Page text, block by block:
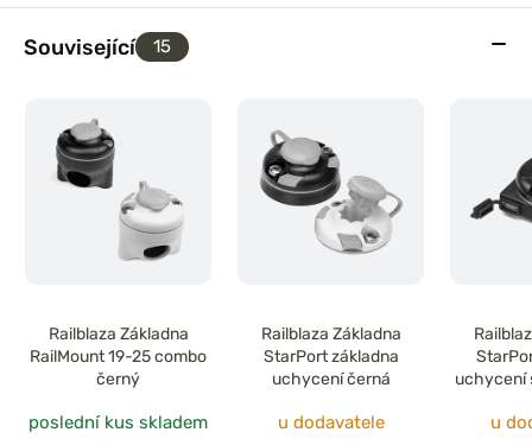
Související 15
Railblaza Základna
RailMount 19-25 combo
černý
poslední kus skladem
Railblaza Základna
StarPort základna
uchycení černá
u dodavatele
uchycení
u